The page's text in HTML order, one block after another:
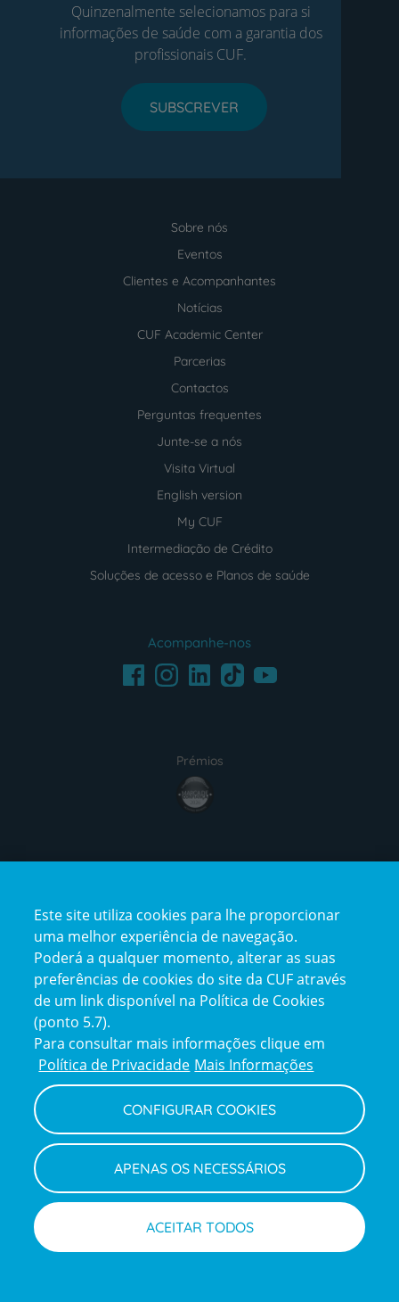
Quinzenalmente selecionamos para si
informações de saúde com a garantia dos
profissionais CUF.
SUBSCREVER
Sobre nós
Eventos
Clientes e Acompanhantes
Notícias
CUF Academic Center
Parcerias
Contactos
Perguntas frequentes
Junte-se a nós
Visita Virtual
English version
My CUF
Intermediação de Crédito
Soluções de acesso e Planos de saúde
Acompanhe-nos
FacebookInstagramLinkedInTikTokYoutube
Prémios
award4
certification2certification3
Reclamações
e
elogios
Policy
Política de Privacidade e Cookies
Declaração de Acessibilidade
Canal de Denúncias
Informações legais
Este site utiliza cookies para lhe proporcionar
uma melhor experiência de navegação.
Poderá a qualquer momento, alterar as suas
preferências de cookies do site da CUF através
de um link disponível na Política de Cookies
(ponto 5.7).
Para consultar mais informações clique em
Política de Privacidade Mais Informações
CONFIGURAR COOKIES
APENAS OS NECESSÁRIOS
ACEITAR TODOS